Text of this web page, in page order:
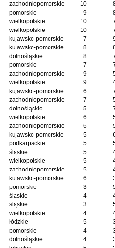
zachodniopomorskie 10
pomorskie 9
wielkopolskie 10
wielkopolskie 10
kujawsko-pomorskie 7
kujawsko-pomorskie 8
dolnośląskie 8
pomorskie 7
zachodniopomorskie 9
wielkopolskie 9
kujawsko-pomorskie 6
zachodniopomorskie 7
dolnośląskie 5
wielkopolskie 6
zachodniopomorskie 6
kujawsko-pomorskie 5
podkarpackie 5
śląskie 5
wielkopolskie 5
zachodniopomorskie 5
kujawsko-pomorskie 6
pomorskie 3
śląskie 4
śląskie 3
wielkopolskie 4
łódzkie 5
pomorskie 4
dolnośląskie 4